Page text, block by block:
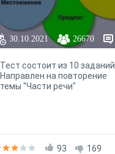
30.10.2021 26670
Тест состоит из 10 заданий.
Направлен на повторение
темы "Части речи"
93 169